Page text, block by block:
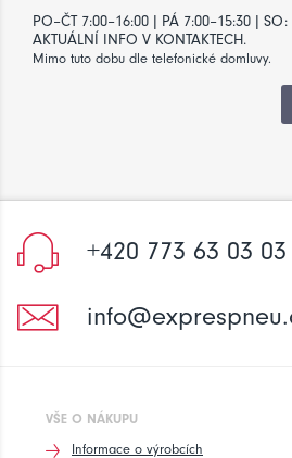
PO–ČT 7:00–16:00 | PÁ 7:00–15:30 |
AKTUÁLNÍ INFO V KONTAKTECH.
Mimo tuto dobu dle telefonické domluvy.
+420 773 63 03 03
VŠE O NÁKUPU
Informace o výrobcích